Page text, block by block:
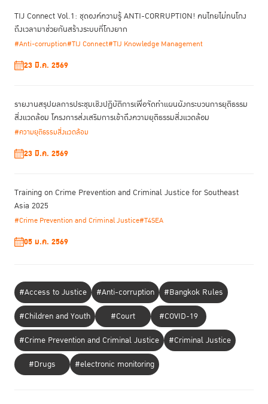
TIJ Connect Vol.1: ชุดองค์ความรู้ ANTI-CORRUPTION! คนไทยไม่ทนโกง
ถึงเวลามาช่วยกันสร้างระบบที่โกงยาก
#Anti-corruption#TIJ Connect#TIJ Knowledge Management
23 มี.ค. 2569
รายงานสรุปผลการประชุมเชิงปฏิบัติการเพื่อจัดทําแผนผังกระบวนการยุติธรรม
สิ่งแวดล้อม โครงการส่งเสริมการเข้าถึงความยุติธรรมสิ่งแวดล้อม
#ความยุติธรรมสิ่งแวดล้อม
23 มี.ค. 2569
Training on Crime Prevention and Criminal Justice for Southeast
Asia 2025
#Crime Prevention and Criminal Justice#T4SEA
05 ม.ค. 2569
#Access to Justice #Anti-corruption
#Bangkok Rules
#Children and Youth
#Court
#COVID-19
#Crime Prevention and Criminal Justice
#Criminal Justice
#Drugs
#electronic monitoring